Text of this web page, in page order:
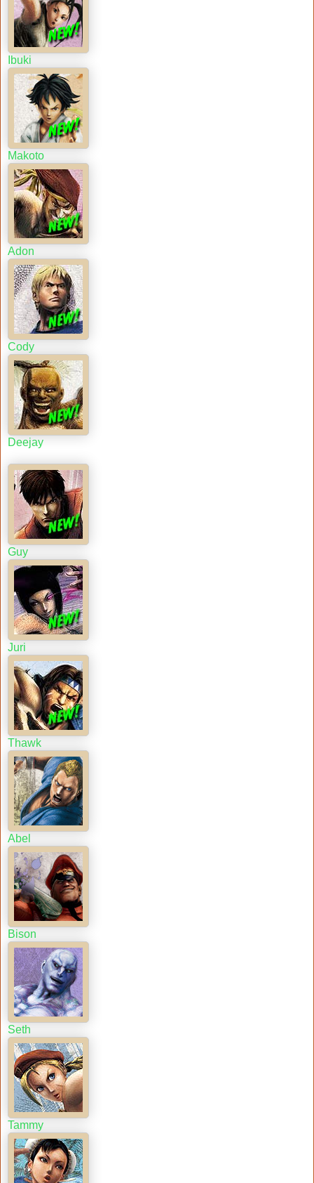
Ibuki
Makoto
Adon
Cody
Deejay
Guy
Juri
Thawk
Abel
Bison
Seth
Tammy